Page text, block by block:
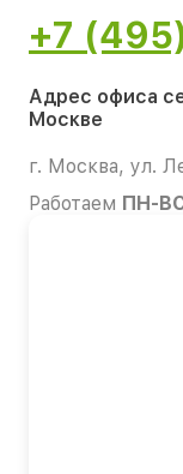
+7
Адрес офиса
Москве
г. Москва, ул.
Работаем ПН-